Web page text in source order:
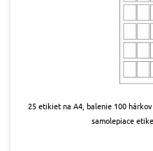
25 etikiet na A4, balenie 100
samolepiace